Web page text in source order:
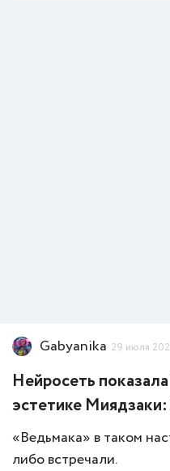
Gabyanika 29 июля
Нейросеть
эстетике
«Ведьмака» в таком
либо встречали.